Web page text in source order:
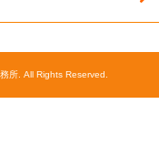
所. All Rights Reserved.